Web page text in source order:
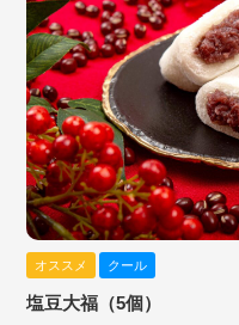
オススメ クール
塩豆大福（5個）